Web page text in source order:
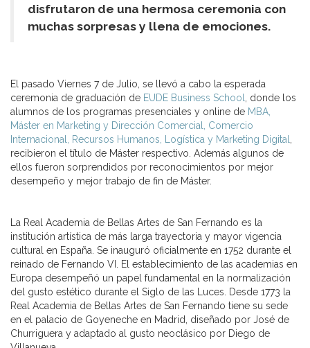
disfrutaron de una hermosa ceremonia con
muchas sorpresas y llena de emociones.
El pasado Viernes 7 de Julio, se llevó a cabo la esperada
ceremonia de graduación de EUDE Business School, donde los
alumnos de los programas presenciales y online de MBA,
Máster en Marketing y Dirección Comercial, Comercio
Internacional, Recursos Humanos, Logística y Marketing Digital,
recibieron el título de Máster respectivo. Además algunos de
ellos fueron sorprendidos por reconocimientos por mejor
desempeño y mejor trabajo de fin de Máster.
La Real Academia de Bellas Artes de San Fernando es la
institución artística de más larga trayectoria y mayor vigencia
cultural en España. Se inauguró oficialmente en 1752 durante el
reinado de Fernando VI. El establecimiento de las academias en
Europa desempeñó un papel fundamental en la normalización
del gusto estético durante el Siglo de las Luces. Desde 1773 la
Real Academia de Bellas Artes de San Fernando tiene su sede
en el palacio de Goyeneche en Madrid, diseñado por José de
Churriguera y adaptado al gusto neoclásico por Diego de